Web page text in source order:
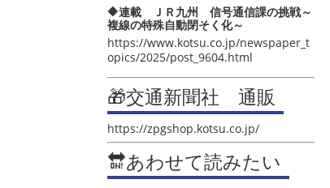
🔶連載 ＪＲ九州 信号通信課の挑戦～
複線の特殊自動閉そく化～
https://www.kotsu.co.jp/newspaper_t
opics/2025/post_9604.html
🎁交通新聞社 通販
https://zpgshop.kotsu.co.jp/
🔛あわせて読みたい